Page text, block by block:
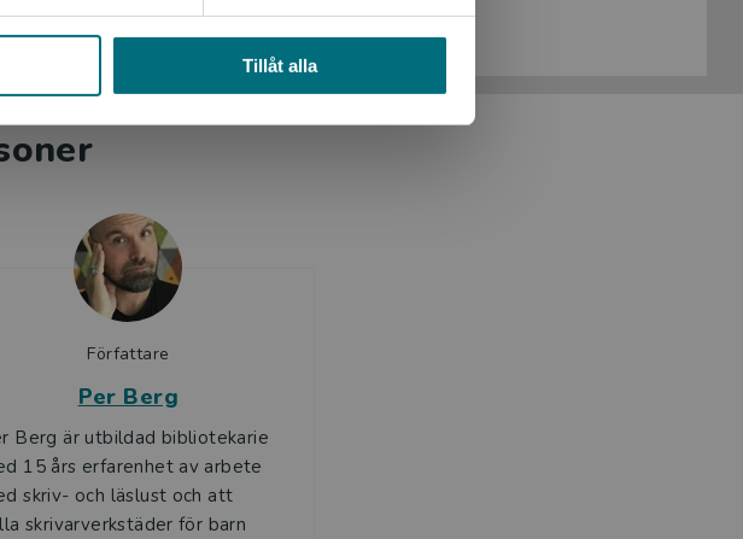
Tillåt alla
en balans
koncist framfört.
Författare
Per Berg
Berg är utbildad bibliotekarie
15 års erfarenhet av arbete
skriv- och läslust och att
skrivarverkstäder för barn